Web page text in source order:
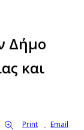
Δήμο
και
Print Email